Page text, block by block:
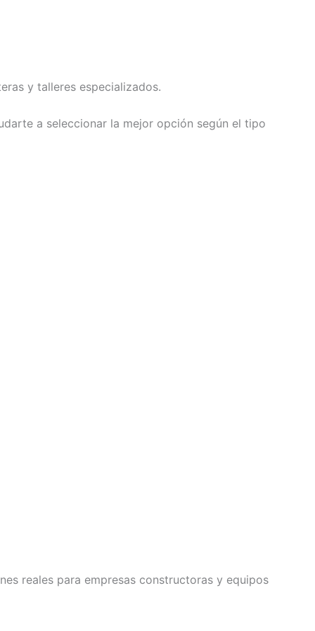
y talleres especializados.
a seleccionar la mejor opción según el tipo
reales para empresas constructoras y equipos